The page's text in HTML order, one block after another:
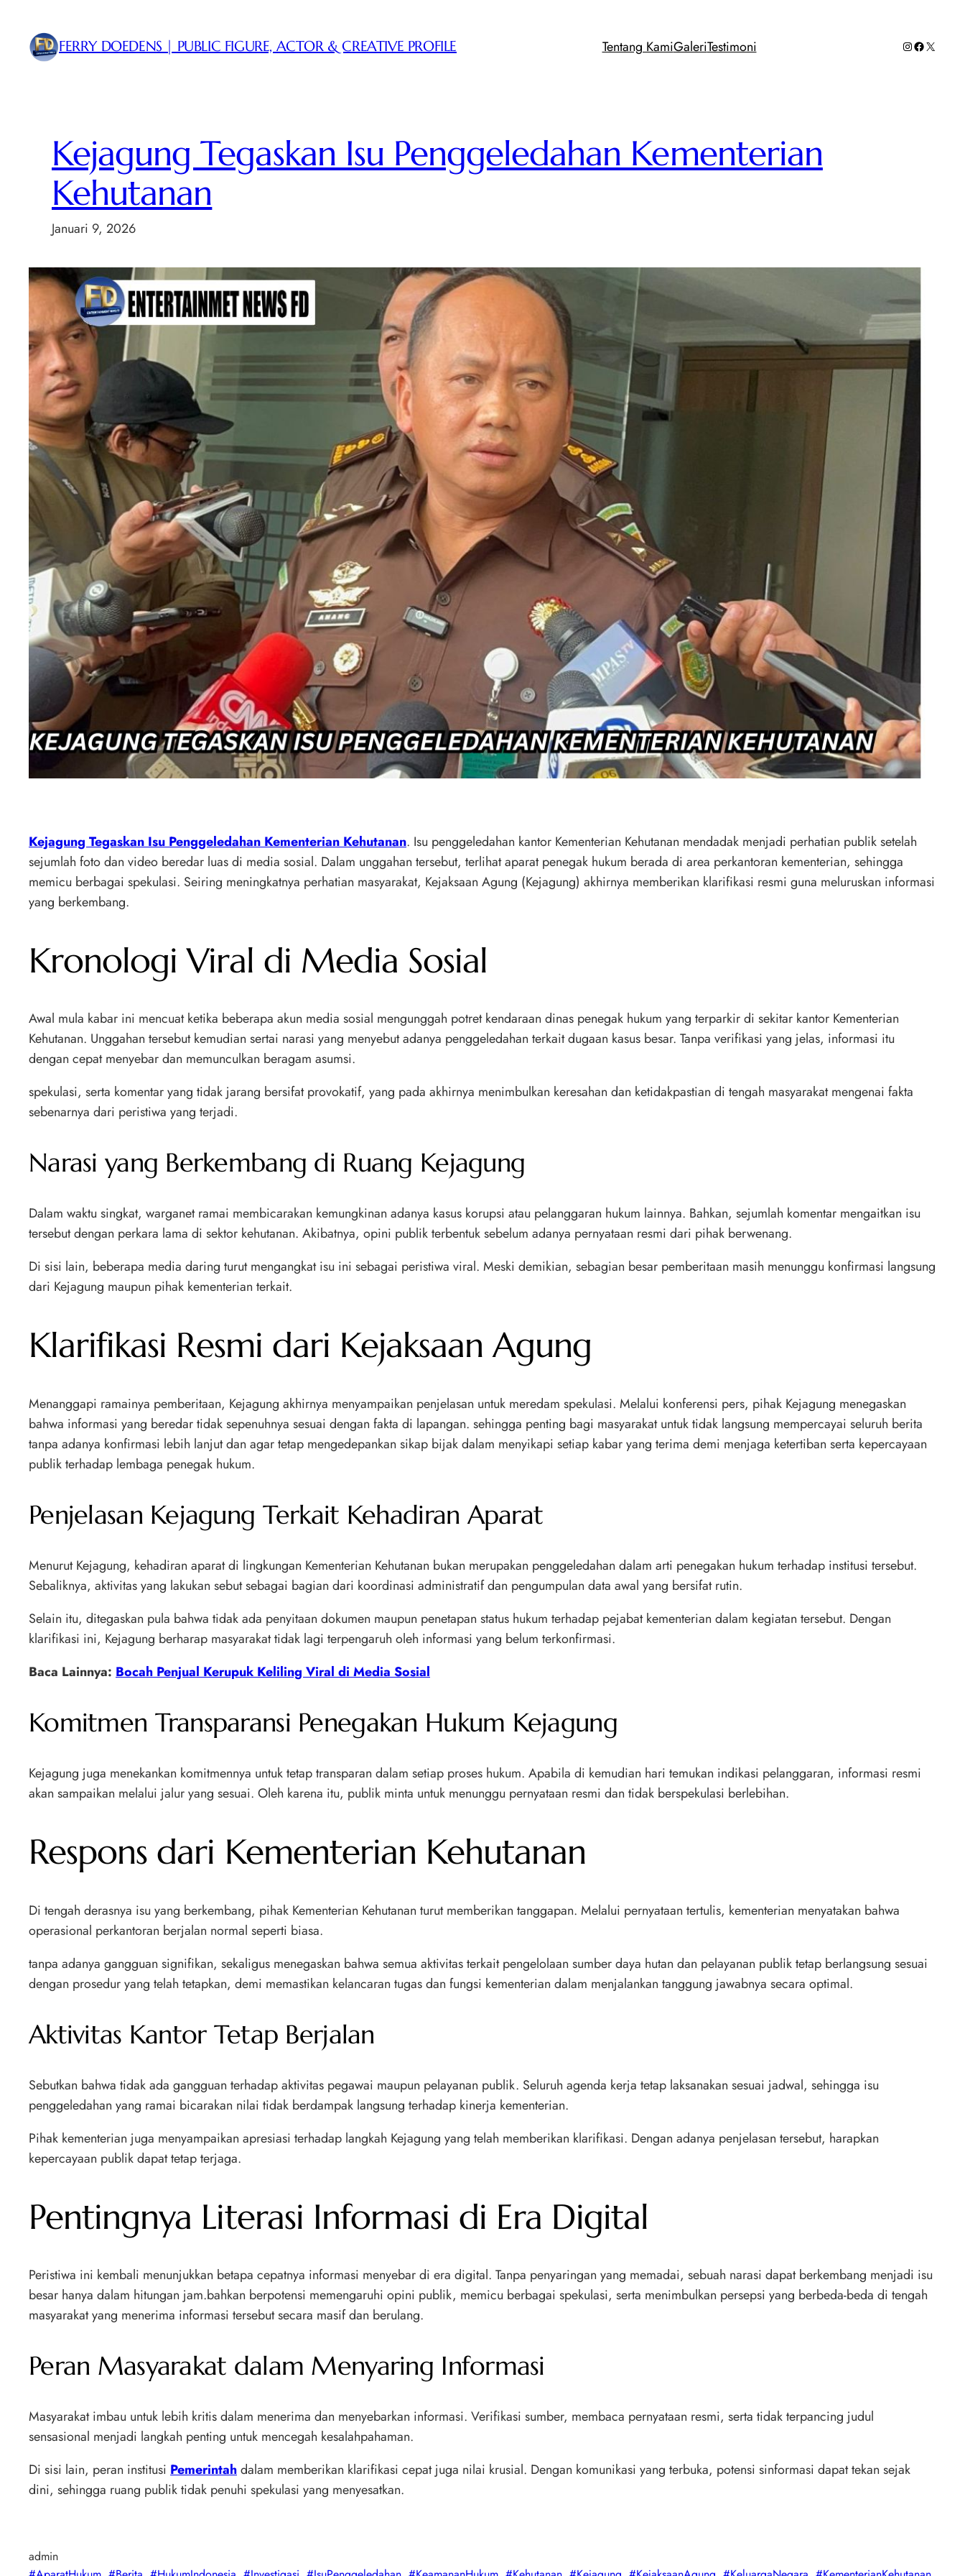
konten
FERRY DOEDENS | PUBLIC FIGURE, ACTOR & CREATIVE PROFILE Tentang KamiGaleriTestimoni Instagram
Facebook
X
Kejagung Tegaskan Isu Penggeledahan Kementerian
Kehutanan
Januari 9, 2026
Kejagung Tegaskan Isu Penggeledahan Kementerian Kehutanan. Isu penggeledahan kantor Kementerian Kehutanan mendadak menjadi perhatian publik setelah
sejumlah foto dan video beredar luas di media sosial. Dalam unggahan tersebut, terlihat aparat penegak hukum berada di area perkantoran kementerian, sehingga
memicu berbagai spekulasi. Seiring meningkatnya perhatian masyarakat, Kejaksaan Agung (Kejagung) akhirnya memberikan klarifikasi resmi guna meluruskan informasi
yang berkembang.
Kronologi Viral di Media Sosial
Awal mula kabar ini mencuat ketika beberapa akun media sosial mengunggah potret kendaraan dinas penegak hukum yang terparkir di sekitar kantor Kementerian
Kehutanan. Unggahan tersebut kemudian sertai narasi yang menyebut adanya penggeledahan terkait dugaan kasus besar. Tanpa verifikasi yang jelas, informasi itu
dengan cepat menyebar dan memunculkan beragam asumsi.
spekulasi, serta komentar yang tidak jarang bersifat provokatif, yang pada akhirnya menimbulkan keresahan dan ketidakpastian di tengah masyarakat mengenai fakta
sebenarnya dari peristiwa yang terjadi.
Narasi yang Berkembang di Ruang Kejagung
Dalam waktu singkat, warganet ramai membicarakan kemungkinan adanya kasus korupsi atau pelanggaran hukum lainnya. Bahkan, sejumlah komentar mengaitkan isu
tersebut dengan perkara lama di sektor kehutanan. Akibatnya, opini publik terbentuk sebelum adanya pernyataan resmi dari pihak berwenang.
Di sisi lain, beberapa media daring turut mengangkat isu ini sebagai peristiwa viral. Meski demikian, sebagian besar pemberitaan masih menunggu konfirmasi langsung
dari Kejagung maupun pihak kementerian terkait.
Klarifikasi Resmi dari Kejaksaan Agung
Menanggapi ramainya pemberitaan, Kejagung akhirnya menyampaikan penjelasan untuk meredam spekulasi. Melalui konferensi pers, pihak Kejagung menegaskan
bahwa informasi yang beredar tidak sepenuhnya sesuai dengan fakta di lapangan. sehingga penting bagi masyarakat untuk tidak langsung mempercayai seluruh berita
tanpa adanya konfirmasi lebih lanjut dan agar tetap mengedepankan sikap bijak dalam menyikapi setiap kabar yang terima demi menjaga ketertiban serta kepercayaan
publik terhadap lembaga penegak hukum.
Penjelasan Kejagung Terkait Kehadiran Aparat
Menurut Kejagung, kehadiran aparat di lingkungan Kementerian Kehutanan bukan merupakan penggeledahan dalam arti penegakan hukum terhadap institusi tersebut.
Sebaliknya, aktivitas yang lakukan sebut sebagai bagian dari koordinasi administratif dan pengumpulan data awal yang bersifat rutin.
Selain itu, ditegaskan pula bahwa tidak ada penyitaan dokumen maupun penetapan status hukum terhadap pejabat kementerian dalam kegiatan tersebut. Dengan
klarifikasi ini, Kejagung berharap masyarakat tidak lagi terpengaruh oleh informasi yang belum terkonfirmasi.
Baca Lainnya: Bocah Penjual Kerupuk Keliling Viral di Media Sosial
Komitmen Transparansi Penegakan Hukum Kejagung
Kejagung juga menekankan komitmennya untuk tetap transparan dalam setiap proses hukum. Apabila di kemudian hari temukan indikasi pelanggaran, informasi resmi
akan sampaikan melalui jalur yang sesuai. Oleh karena itu, publik minta untuk menunggu pernyataan resmi dan tidak berspekulasi berlebihan.
Respons dari Kementerian Kehutanan
Di tengah derasnya isu yang berkembang, pihak Kementerian Kehutanan turut memberikan tanggapan. Melalui pernyataan tertulis, kementerian menyatakan bahwa
operasional perkantoran berjalan normal seperti biasa.
tanpa adanya gangguan signifikan, sekaligus menegaskan bahwa semua aktivitas terkait pengelolaan sumber daya hutan dan pelayanan publik tetap berlangsung sesuai
dengan prosedur yang telah tetapkan, demi memastikan kelancaran tugas dan fungsi kementerian dalam menjalankan tanggung jawabnya secara optimal.
Aktivitas Kantor Tetap Berjalan
Sebutkan bahwa tidak ada gangguan terhadap aktivitas pegawai maupun pelayanan publik. Seluruh agenda kerja tetap laksanakan sesuai jadwal, sehingga isu
penggeledahan yang ramai bicarakan nilai tidak berdampak langsung terhadap kinerja kementerian.
Pihak kementerian juga menyampaikan apresiasi terhadap langkah Kejagung yang telah memberikan klarifikasi. Dengan adanya penjelasan tersebut, harapkan
kepercayaan publik dapat tetap terjaga.
Pentingnya Literasi Informasi di Era Digital
Peristiwa ini kembali menunjukkan betapa cepatnya informasi menyebar di era digital. Tanpa penyaringan yang memadai, sebuah narasi dapat berkembang menjadi isu
besar hanya dalam hitungan jam.bahkan berpotensi memengaruhi opini publik, memicu berbagai spekulasi, serta menimbulkan persepsi yang berbeda-beda di tengah
masyarakat yang menerima informasi tersebut secara masif dan berulang.
Peran Masyarakat dalam Menyaring Informasi
Masyarakat imbau untuk lebih kritis dalam menerima dan menyebarkan informasi. Verifikasi sumber, membaca pernyataan resmi, serta tidak terpancing judul
sensasional menjadi langkah penting untuk mencegah kesalahpahaman.
Di sisi lain, peran institusi Pemerintahdalam memberikan klarifikasi cepat juga nilai krusial. Dengan komunikasi yang terbuka, potensi sinformasi dapat tekan sejak
dini, sehingga ruang publik tidak penuhi spekulasi yang menyesatkan.
admin